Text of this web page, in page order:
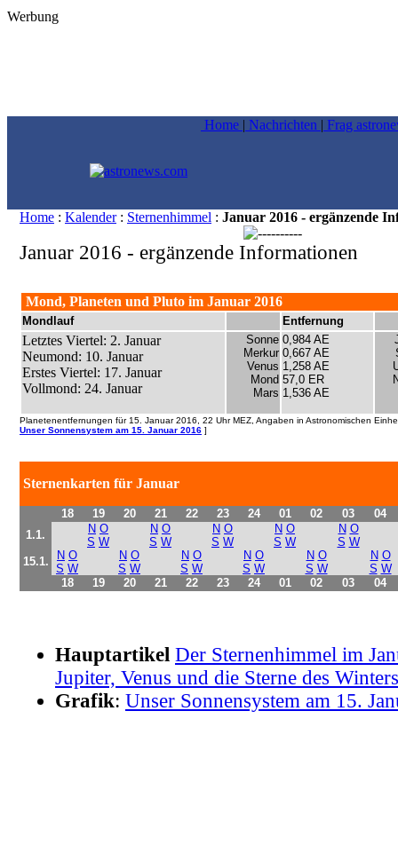
Home | Nachrichten | Frag
Home : Kalender : Sternenhimmel : Januar 2016 - ergänzende
Januar 2016 - ergänzende Informationen
Mond, Planeten und Pluto im Januar 2016
Mondlauf Entfernung
Letztes Viertel: 2. Januar
Neumond: 10. Januar
Erstes Viertel: 17. Januar
Vollmond: 24. Januar
Sonne
Merkur
Venus
Mond
Mars
0,984 AE
0,667 AE
1,258 AE
57,0 ER
1,536 AE
Planetenentfernungen für 15. Januar 2016, 22 Uhr MEZ, Angaben in Astronomischen
Unser Sonnensystem am 15. Januar 2016 ]
Sternenkarten für Januar
18 19 20 21 22 23 24 01 02 03
04
1.1.
N O
S W
N O
S W
N O
S W
N O
S W
N O
S W
15.1.
N O
S W
N O
S W
N O
S W
N O
S W
N O
S W
N O
S W
18
19 20 21 22 23 24 01 02 03 04
Hauptartikel Der Sternenhimmel im
Jupiter, Venus und die Sterne des Winters
Grafik: Unser Sonnensystem am 15.
Werbung